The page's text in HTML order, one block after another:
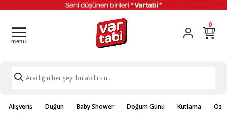
0
Alışveriş Düğün Baby Shower Doğum Günü Kutlama